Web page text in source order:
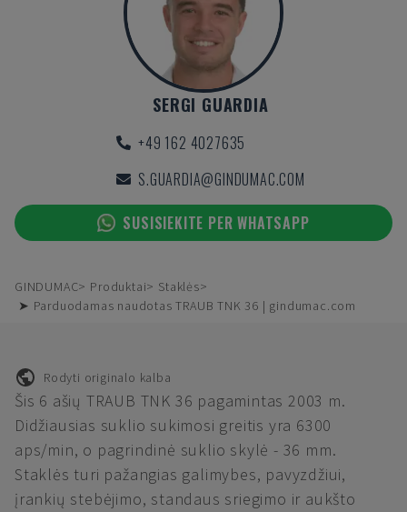
SERGI GUARDIA
+49 162 4027635
S.GUARDIA@GINDUMAC.COM
SUSISIEKITE PER WHATSAPP
GINDUMAC Produktai
Staklės
➤ Parduodamas naudotas TRAUB TNK 36 | gindumac.com
Rodyti originalo kalba
Šis 6 ašių TRAUB TNK 36 pagamintas 2003 m.
Didžiausias suklio sukimosi greitis yra 6300
aps/min, o pagrindinė suklio skylė - 36 mm.
Staklės turi pažangias galimybes, pavyzdžiui,
įrankių stebėjimo, standaus sriegimo ir aukšto